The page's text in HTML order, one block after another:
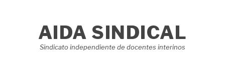
AIDA SINDICAL
Sindicato independiente de docentes interinos